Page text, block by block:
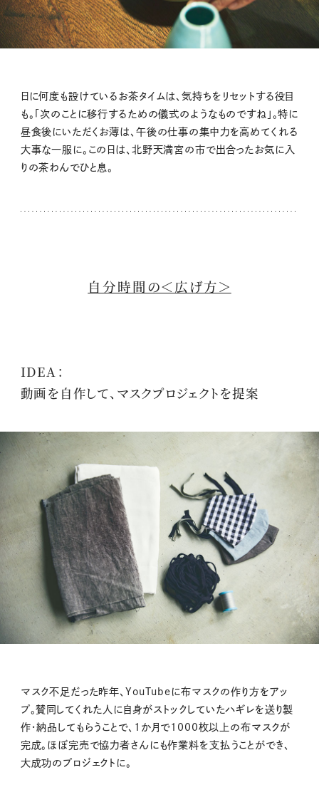
日に何度も設けているお茶タイムは、気持ちをリセットする役目
も。「次のことに移行するための儀式のようなものですね」。特に
昼食後にいただくお薄は、午後の仕事の集中力を高めてくれる
大事な一服に。この日は、北野天満宮の市で出合ったお気に入
りの茶わんでひと息。
自分時間の＜広げ方＞
IDEA：
動画を自作して、マスクプロジェクトを提案
マスク不足だった昨年、YouTubeに布マスクの作り方をアッ
プ。賛同してくれた人に自身がストックしていたハギレを送り製
作・納品してもらうことで、1か月で1000枚以上の布マスクが
完成。ほぼ完売で協力者さんにも作業料を支払うことができ、
大成功のプロジェクトに。